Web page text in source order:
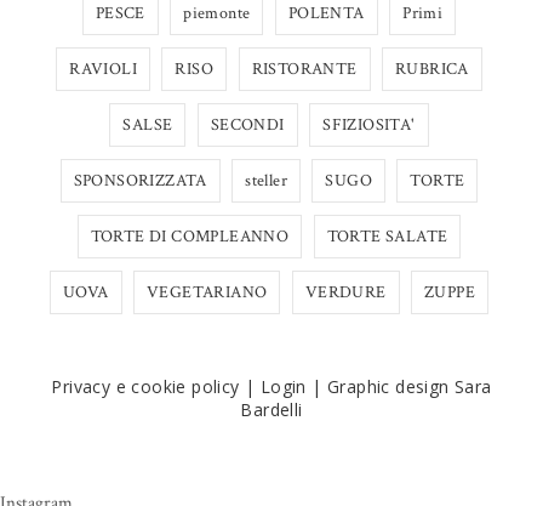
PESCE piemonte POLENTA Primi
RAVIOLI RISO RISTORANTE RUBRICA
SALSE SECONDI SFIZIOSITA'
SPONSORIZZATA steller SUGO TORTE
TORTE DI COMPLEANNO TORTE SALATE
UOVA VEGETARIANO VERDURE ZUPPE
Privacy e cookie policy | Login | Graphic design Sara
Bardelli